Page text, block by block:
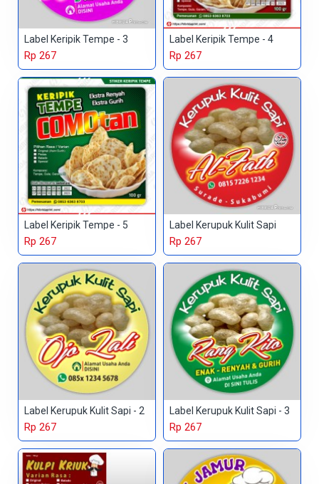
Label Keripik Tempe - 3
Rp 267
Label Keripik Tempe - 4
Rp 267
Label Keripik Tempe - 5
Rp 267
Label Kerupuk Kulit Sapi
Rp 267
Label Kerupuk Kulit Sapi - 2
Rp 267
Label Kerupuk Kulit Sapi - 3
Rp 267